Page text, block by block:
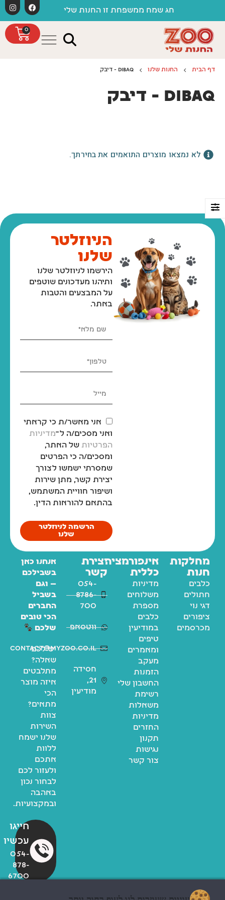
חג שמח ממשפחת זו החנות שלי
0
דף הבית החנות שלנו DIBAQ - דיבק
DIBAQ - דיבק
לא נמצאו מוצרים התואמים את בחירתך.
₪69
₪189
₪59
₪53
₪75
69
הניוזלטר
שלנו
הירשמו לניוזלטר שלנו
ותיהנו מעדכונים שוטפים
על המבצעים והטבות
באתר.
אני מאשר/ת כי קראתי
ואני מסכים/ה ל־מדיניות
הפרטיות של האתר,
ומסכים/ה כי הפרטים
שמסרתי ישמשו לצורך
יצירת קשר, מתן שירות
ושיפור חוויית המשתמש,
בהתאם להוראות הדין.
הרשמה לניוזלטר
שלנו
מחלקות
חנות
כלבים
חתולים
דגי נוי
ציפורים
מכרסמים
אינפורמציה
כללית
מדיניות
משלוחים
מספרת
כלבים
במודיעין
טיפים
ומאמרים
מעקב
הזמנות
החשבון שלי
רשימת
משאלות
מדיניות
החזרים
תקנון
נגישות
צור קשר
יצירת
קשר
054-
8786-
700
ווטסאפ
contact@myzoo.co.il
חסידה
21,
מודיעין
אנחנו כאן
בשבילכם
— וגם
בשביל
החברים
הכי טובים
שלכם
יש לכם
שאלה?
מתלבטים
איזה מוצר
הכי
מתאים?
צוות
השירות
שלנו ישמח
ללוות
אתכם
ולעזור לכם
לבחור נכון
באהבה
ובמקצועיות.
חייגו
עכשיו
054-
878-
6700